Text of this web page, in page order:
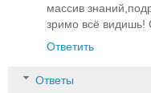
массив
зримо всё видишь!
Ответить
Ответы